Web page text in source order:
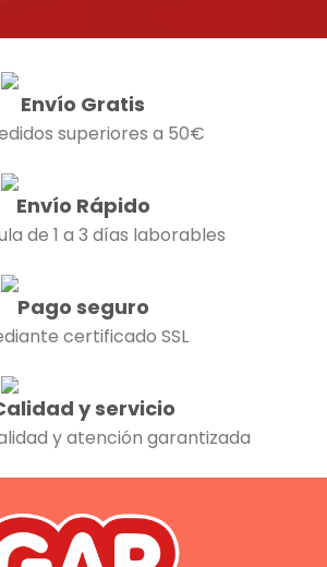
Envío Gratis
superiores a 50€
Envío Rápido
de 1 a 3 días laborables
Pago seguro
certificado SSL
y servicio
y atención garantizada